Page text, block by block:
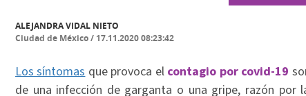
ALEJANDRA VIDAL NIETO
Ciudad de México/ 17.11.2020 08:23:42
Los síntomasque provoca el contagio por covid-19
de una infección de garganta o una gripe, razón por